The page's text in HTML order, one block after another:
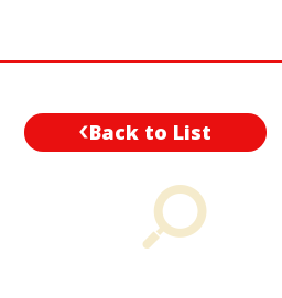
Back to List